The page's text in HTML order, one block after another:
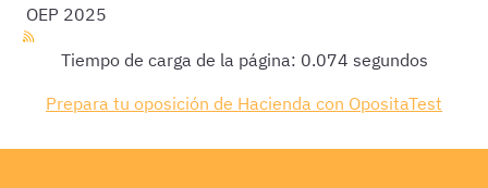
OEP 2025
Tiempo de carga de la página: 0.074 segundos
Prepara tu oposición de Hacienda con OpositaTest